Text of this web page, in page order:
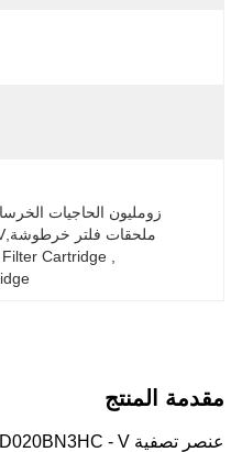
ملحقات فلتر خرطوشة,0140D020BN3HC-V بطاقة تصفية
Cartridge
مقدمة المنتج